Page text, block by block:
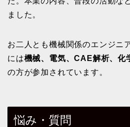
ました。
お二人とも機械関係のエンジニ
には機械、電気、CAE解析、化
の方が参加されています。
悩み・質問